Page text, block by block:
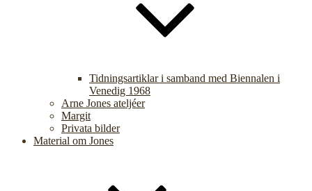
Tidningsartiklar i samband med Biennalen i
Venedig 1968
Arne Jones ateljéer
Margit
Privata bilder
Material om Jones